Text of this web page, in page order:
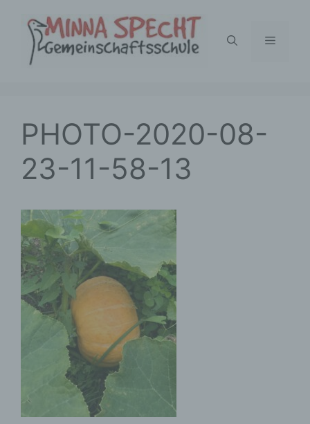
Inhalt
springen
Menü
PHOTO-2020-08-
23-11-58-13